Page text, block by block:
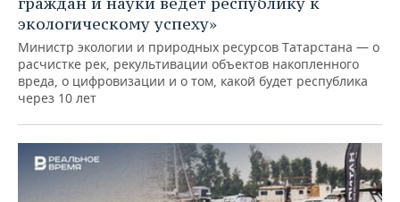
экологическому успеху»
Министр экологии и природных ресурсов Татарстана — о
расчистке рек, рекультивации объектов накопленного
вреда, о цифровизации и о том, какой будет республика
через 10 лет